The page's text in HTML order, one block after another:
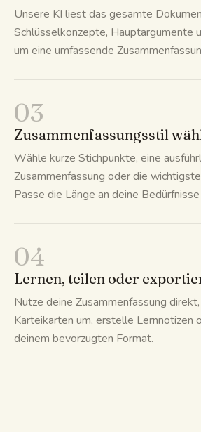
Unsere KI liest das gesamte
Schlüsselkonzepte, Hauptargumente
um eine umfassende
03
Zusammenfassungsstil
Wähle kurze Stichpunkte, eine
Zusammenfassung oder die
Passe die Länge an deine Bedürfnisse
04
Lernen, teilen oder
Nutze deine Zusammenfassung
Karteikarten um, erstelle Lernnotizen
deinem bevorzugten Format.